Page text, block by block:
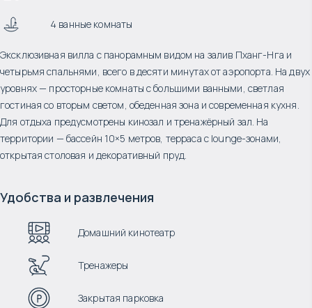
4 ванные комнаты
Эксклюзивная вилла с панорамным видом на залив Пханг-Нга и
четырьмя спальнями, всего в десяти минутах от аэропорта. На двух
уровнях — просторные комнаты с большими ванными, светлая
гостиная со вторым светом, обеденная зона и современная кухня.
Для отдыха предусмотрены кинозал и тренажёрный зал. На
территории — бассейн 10×5 метров, терраса с lounge-зонами,
открытая столовая и декоративный пруд.
Удобства и развлечения
Домашний кинотеатр
Тренажеры
Закрытая парковка